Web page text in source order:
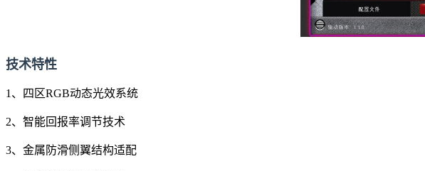
技术特性
1、四区RGB动态光效系统
2、智能回报率调节技术
3、金属防滑侧翼结构适配